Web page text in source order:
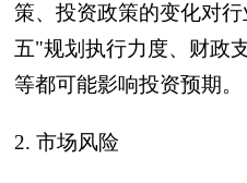
策、投资政策的变化对
五"规划执行力度、财政
等都可能影响投资预期。
2. 市场风险